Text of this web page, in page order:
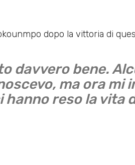
dopo la vittoria di
davvero bene.
ma ora mi
hanno reso la vita